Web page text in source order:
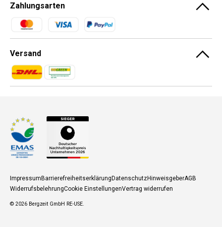
Zahlungsarten
Zahlungsmethoden
Versand
Zahlungsmethoden
Zahlungsmethoden
ImpressumBarrierefreiheitserklärungDatenschutzHinweisgeberAGB
WiderrufsbelehrungCookie EinstellungenVertrag widerrufen
© 2026 Bergzeit GmbH RE-USE.